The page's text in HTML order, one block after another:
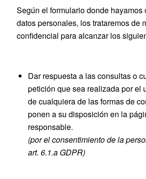
Según el formulario donde hayamos
datos personales, los trataremos de
confidencial para alcanzar los
Dar respuesta a las consultas o
petición que sea realizada por el
de cualquiera de las formas de
ponen a su disposición en la
responsable.
(por el consentimiento de la
art. 6.1.a GDPR)